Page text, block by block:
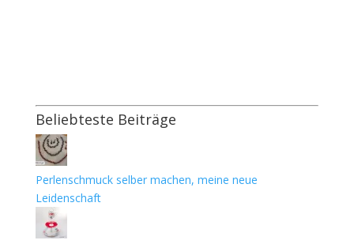
Beliebteste Beiträge
Perlenschmuck selber machen, meine neue
Leidenschaft